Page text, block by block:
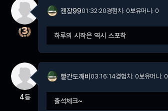
젠장9901:32:20경험치: 0보유머니: 0
하루의 시작은 역시 스포착
4등
빨간도깨비 03:16:14경험치: 0보유머니: 0
출석체크~